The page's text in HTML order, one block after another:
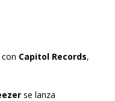
Capitol Records,
se lanza